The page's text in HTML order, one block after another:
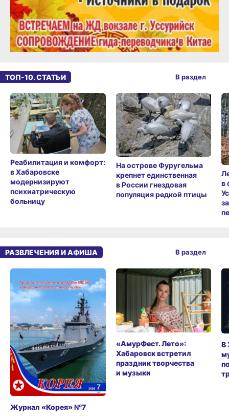
ТОП-10. СТАТЬИ
Реабилитация и комфорт:
в Хабаровске
модернизируют
психиатрическую
больницу
На острове Фуругельма
крепнет единственная
в России гнездовая
популяция редкой птицы
в
В раздел
РАЗВЛЕЧЕНИЯ И АФИША
Журнал «Корея» №7
«АмурФест. Лето»:
Хабаровск встретил
праздник творчества
и музыки
В
В раздел